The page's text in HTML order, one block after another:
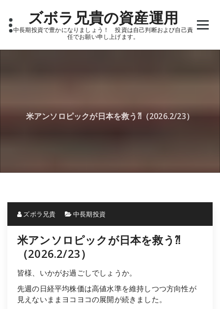
content ズボラ兄貴の資産運用
中長期投資で豊かになりましょう！ 投資は自己判断および自己責
任でお願い申し上げます。
米アンソロピックが日本を救う⁈（2026.2/23）
ズボラ兄貴 中長期投資
米アンソロピックが日本を救う⁈
（2026.2/23）
皆様、いかがお過ごしでしょうか。
先週の日経平均株価は高値水準を維持しつつ方向性が
見えないままヨコヨコの展開が続きました。